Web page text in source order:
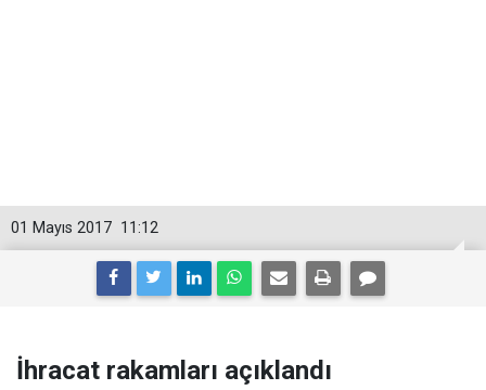
11:12
01 Mayıs 2017
İhracat rakamları açıklandı